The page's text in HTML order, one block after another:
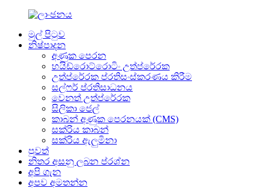
මුල් පිටුව
නිෂ්පාදන
අණුක පෙරන
හයිඩ්රොට්රොටිං උත්ප්රේරක
උත්ප්රේරක ප්රතිසංස්කරණය කිරීම
සල්ෆර් ප්රතිසාධනය
වෙනත් උත්ප්රේරක
සිලිකා ජෙල්
කාබන් අණුක පෙරනයක් (CMS)
සක්රිය කාබන්
සක්රිය ඇලුමිනා
පුවත්
නිතර අසනු ලබන ප්රශ්න
අපි ගැන
අපව අමතන්න